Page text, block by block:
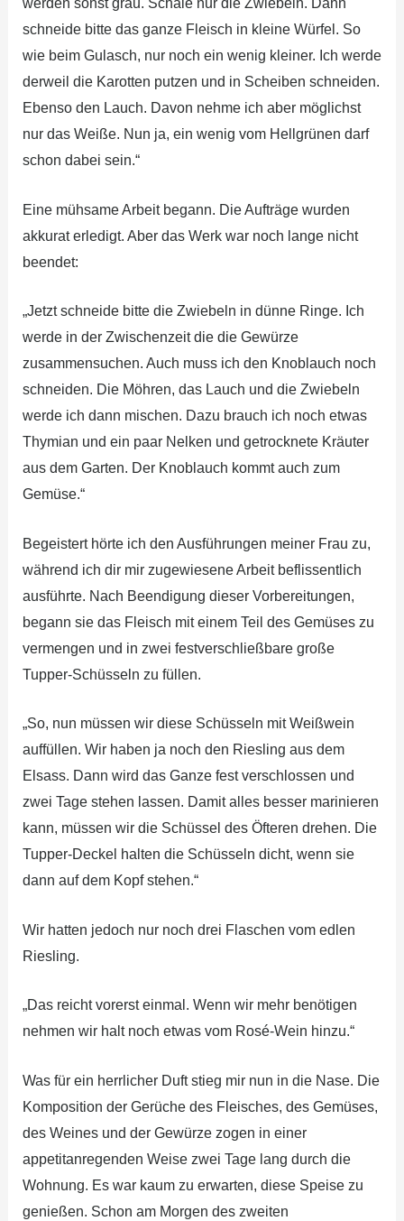
werden sonst grau. Schäle nur die Zwiebeln. Dann
schneide bitte das ganze Fleisch in kleine Würfel. So
wie beim Gulasch, nur noch ein wenig kleiner. Ich werde
derweil die Karotten putzen und in Scheiben schneiden.
Ebenso den Lauch. Davon nehme ich aber möglichst
nur das Weiße. Nun ja, ein wenig vom Hellgrünen darf
schon dabei sein.“
Eine mühsame Arbeit begann. Die Aufträge wurden
akkurat erledigt. Aber das Werk war noch lange nicht
beendet:
„Jetzt schneide bitte die Zwiebeln in dünne Ringe. Ich
werde in der Zwischenzeit die die Gewürze
zusammensuchen. Auch muss ich den Knoblauch noch
schneiden. Die Möhren, das Lauch und die Zwiebeln
werde ich dann mischen. Dazu brauch ich noch etwas
Thymian und ein paar Nelken und getrocknete Kräuter
aus dem Garten. Der Knoblauch kommt auch zum
Gemüse.“
Begeistert hörte ich den Ausführungen meiner Frau zu,
während ich dir mir zugewiesene Arbeit beflissentlich
ausführte. Nach Beendigung dieser Vorbereitungen,
begann sie das Fleisch mit einem Teil des Gemüses zu
vermengen und in zwei festverschließbare große
Tupper-Schüsseln zu füllen.
„So, nun müssen wir diese Schüsseln mit Weißwein
auffüllen. Wir haben ja noch den Riesling aus dem
Elsass. Dann wird das Ganze fest verschlossen und
zwei Tage stehen lassen. Damit alles besser marinieren
kann, müssen wir die Schüssel des Öfteren drehen. Die
Tupper-Deckel halten die Schüsseln dicht, wenn sie
dann auf dem Kopf stehen.“
Wir hatten jedoch nur noch drei Flaschen vom edlen
Riesling.
„Das reicht vorerst einmal. Wenn wir mehr benötigen
nehmen wir halt noch etwas vom Rosé-Wein hinzu.“
Was für ein herrlicher Duft stieg mir nun in die Nase. Die
Komposition der Gerüche des Fleisches, des Gemüses,
des Weines und der Gewürze zogen in einer
appetitanregenden Weise zwei Tage lang durch die
Wohnung. Es war kaum zu erwarten, diese Speise zu
genießen. Schon am Morgen des zweiten